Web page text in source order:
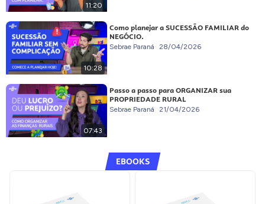
11:20
10:28
Como planejar a SUCESSÃO FAMILIAR do
NEGÓCIO.
Sebrae Paraná 28/04/2026
07:43
Passo a passo para ORGANIZAR sua
PROPRIEDADE RURAL
Sebrae Paraná 21/04/2026
EBOOKS